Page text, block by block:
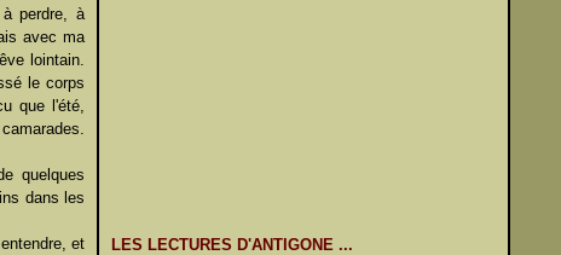
perdre, à
avec ma
lointain.
le corps
que l'été,
quelques
dans les
et
LES LECTURES D'ANTIGONE ...